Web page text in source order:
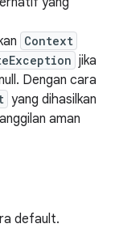
Context
jika
Dengan cara
yang dihasilkan
aman
default.